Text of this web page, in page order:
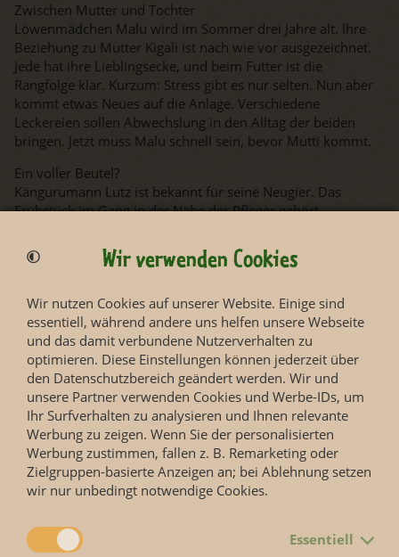
Zwischen Mutter und Tochter
Löwenmädchen Malu wird im Sommer drei Jahre alt. Ihre
Beziehung zu Mutter Kigali ist nach wie vor ausgezeichnet.
Jede hat ihre Lieblingsecke, und beim Futter ist die
Rangfolge klar. Kurzum: Stress gibt es nur selten. Nun aber
kommt etwas Neues auf die Anlage. Verschiedene
Leckereien sollen Abwechslung in den Alltag der beiden
bringen. Jetzt muss Malu schnell sein, bevor Mutti kommt.
Ein voller Beutel?
Kängurumann Lutz ist bekannt für seine Neugier. Das
Frühstück im Gang in der Nähe der Pfleger gehört
wirkt Lutz anders. Sein Interesse gilt mehr seiner Edith – die
hat nämlich etwas im Beutel, so scheint es zumindest. Wird
Jetzt Folge 1180 anschauen.
Wir verwenden Cookies
Wir nutzen Cookies auf unserer Website. Einige sind
essentiell, während andere uns helfen unsere Webseite
und das damit verbundene Nutzerverhalten zu
optimieren. Diese Einstellungen können jederzeit über
den Datenschutzbereich geändert werden. Wir und
unsere Partner verwenden Cookies und Werbe-IDs, um
Ihr Surfverhalten zu analysieren und Ihnen relevante
Werbung zu zeigen. Wenn Sie der personalisierten
Werbung zustimmen, fallen z. B. Remarketing oder
Zielgruppen-basierte Anzeigen an; bei Ablehnung setzen
wir nur unbedingt notwendige Cookies.
Essentiell